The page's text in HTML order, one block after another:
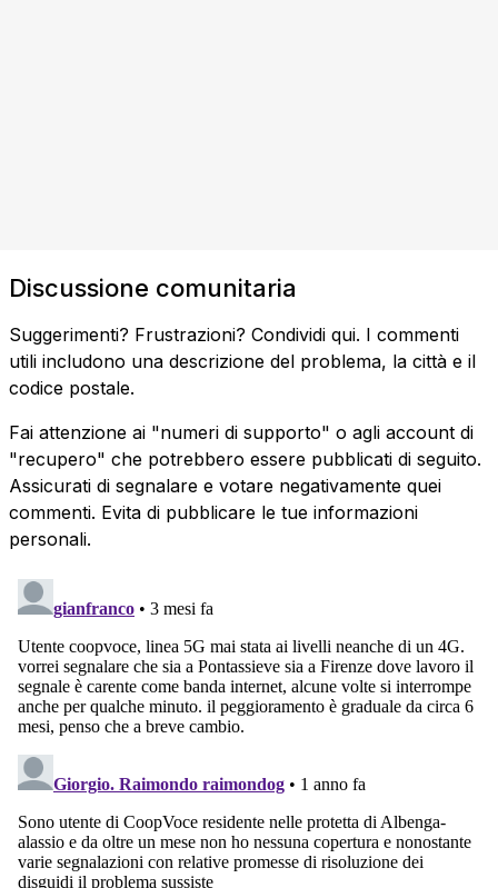
Discussione comunitaria
Suggerimenti? Frustrazioni? Condividi qui. I commenti
utili includono una descrizione del problema, la città e il
codice postale.
Fai attenzione ai "numeri di supporto" o agli account di
"recupero" che potrebbero essere pubblicati di seguito.
Assicurati di segnalare e votare negativamente quei
commenti. Evita di pubblicare le tue informazioni
personali.